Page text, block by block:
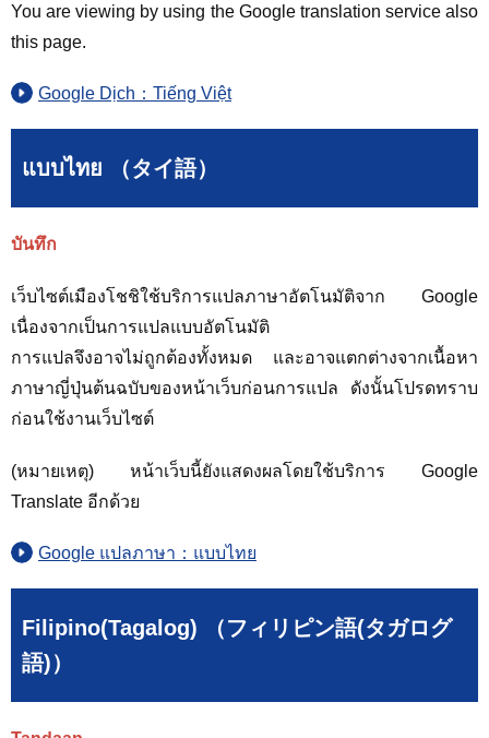
You are viewing by using the Google translation service also
this page.
Google Dịch：Tiếng Việt
แบบไทย （タイ語）
บันทึก
เว็บไซต์เมืองโชชิใช้บริการแปลภาษาอัตโนมัติจาก Google
เนื่องจากเป็นการแปลแบบอัตโนมัติ
การแปลจึงอาจไม่ถูกต้องทั้งหมด และอาจแตกต่างจากเนื้อหา
ภาษาญี่ปุ่นต้นฉบับของหน้าเว็บก่อนการแปล ดังนั้นโปรดทราบ
ก่อนใช้งานเว็บไซต์
(หมายเหตุ) หน้าเว็บนี้ยังแสดงผลโดยใช้บริการ Google
Translate อีกด้วย
Google แปลภาษา：แบบไทย
Filipino(Tagalog) （フィリピン語(タガログ
語)）